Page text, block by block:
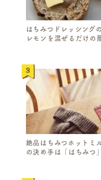
はちみつドレッシング
レモンを混ぜるだけの
絶品はちみつホットミ
の決め手は「はちみつ